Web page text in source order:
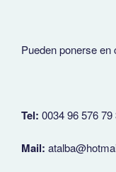
Pueden ponerse
Tel: 0034 96 576
Mail: